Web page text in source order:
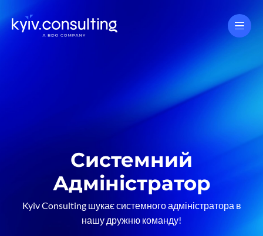
Системний
Адміністратор
Kyiv Consulting шукає системного адміністратора в
нашу дружню команду!